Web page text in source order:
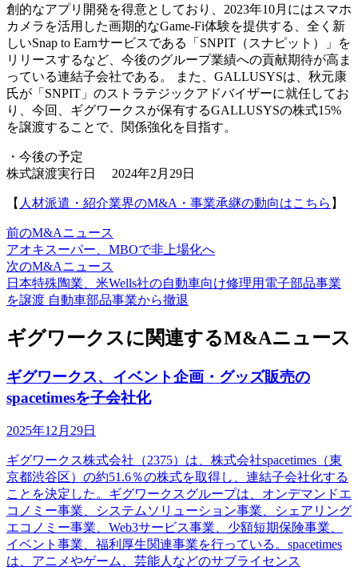
創的なアプリ開発を得意としており、2023年10月にはスマホ
カメラを活用した画期的なGame-Fi体験を提供する、全く新
しいSnap to Earnサービスである「SNPIT（スナピット）」を
リリースするなど、今後のグループ業績への貢献期待が高ま
っている連結子会社である。 また、GALLUSYSは、秋元康
氏が「SNPIT」のストラテジックアドバイザーに就任してお
り、今回、ギグワークスが保有するGALLUSYSの株式15%
を譲渡することで、関係強化を目指す。
・今後の予定
株式譲渡実行日 2024年2月29日
【 人材派遣・紹介業界のM&A・事業承継の動向はこちら 】
前のM&Aニュース
アオキスーパー、MBOで非上場化へ
次のM&Aニュース
日本特殊陶業、米Wells社の自動車向け修理用電子部品事業
を譲渡 自動車部品事業から撤退
ギグワークスに関連するM&Aニュース
ギグワークス、イベント企画・グッズ販売の
spacetimesを子会社化
2025年12月29日
ギグワークス株式会社（2375）は、株式会社spacetimes（東
京都渋谷区）の約51.6％の株式を取得し、連結子会社化する
ことを決定した。ギグワークスグループは、オンデマンドエ
コノミー事業、システムソリューション事業、シェアリング
エコノミー事業、Web3サービス事業、少額短期保険事業、
イベント事業、福利厚生関連事業を行っている。spacetimes
は、アニメやゲーム、芸能人などのサブライセンス